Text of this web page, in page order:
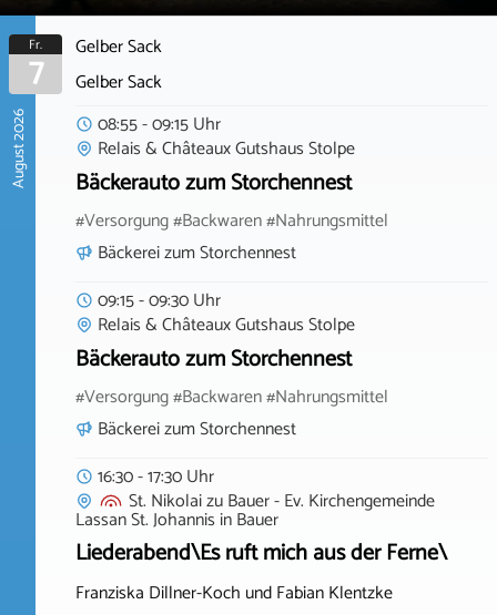
August 2026
Fr.
7
Gelber Sack
Gelber Sack
08:55 - 09:15 Uhr
Relais & Châteaux Gutshaus Stolpe
Bäckerauto zum Storchennest
#Versorgung #Backwaren #Nahrungsmittel
Bäckerei zum Storchennest
09:15 - 09:30 Uhr
Relais & Châteaux Gutshaus Stolpe
Bäckerauto zum Storchennest
#Versorgung #Backwaren #Nahrungsmittel
Bäckerei zum Storchennest
16:30 - 17:30 Uhr
St. Nikolai zu Bauer - Ev. Kirchengemeinde
Lassan St. Johannis inBauer
Liederabend\Es ruft mich aus der Ferne\
Franziska Dillner-Koch und Fabian Klentzke